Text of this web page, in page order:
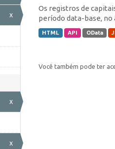
x
x
x
Os registros de
período data-base,
HTML API OData
Você também pode ter